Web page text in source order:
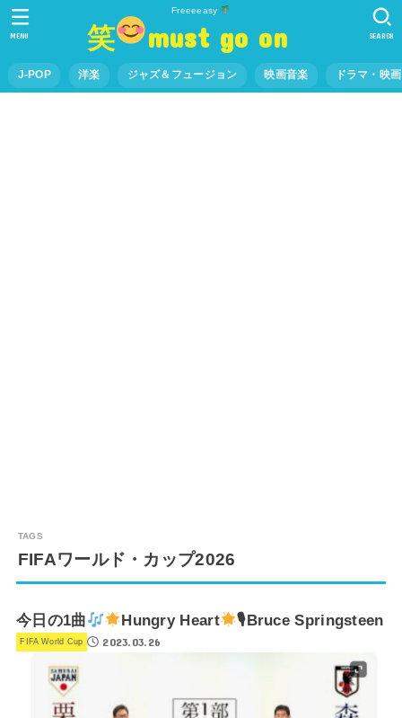
Freeeeasy
笑 must go on
J-POP 洋楽 ジャズ＆フュージョン 映画音楽 ドラマ・映
SEARCH
MENU
FIFAワールド・カップ2026
今日の1曲 Hungry Heart 🎙Bruce Springsteen
FIFA World Cup 2023.03.26